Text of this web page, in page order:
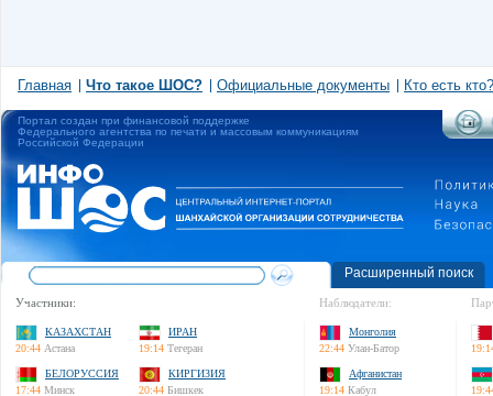
Главная Что такое ШОС? Официальные документы Кто есть кто?
Портал создан при финансовой поддержке
Федерального агентства по печати и массовым коммуникациям
Российской Федерации
Расширенный поиск
Участники:
КАЗАХСТАН
20:44 Астана
ИРАН
19:14 Тегеран
БЕЛОРУССИЯ
17:44 Минск
КИРГИЗИЯ
20:44 Бишкек
Наблюдатели:
Монголия
22:44 Улан-Батор
Афганистан
19:14 Кабул